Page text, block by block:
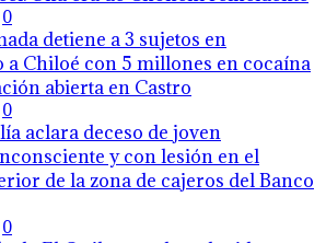
0
detiene a 3 sujetos en
a Chiloé con 5 millones en cocaína
abierta en Castro
0
aclara deceso de joven
y con lesión en el
de la zona de cajeros del Banco
0